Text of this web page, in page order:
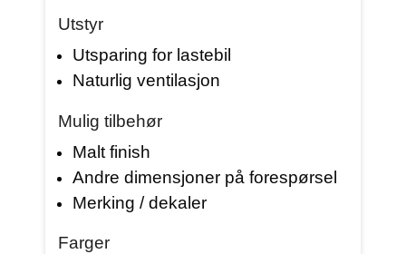
Utstyr
Utsparing for lastebil
Naturlig ventilasjon
Mulig tilbehør
Malt finish
Andre dimensjoner på forespørsel
Merking / dekaler
Farger